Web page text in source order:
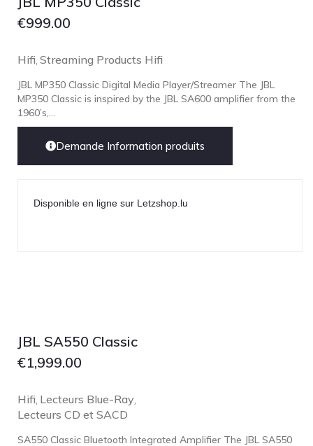
€999.00
Hifi Streaming Products Hifi
JBL MP350 Classic Digital Media Player/Streamer The JBL
MP350 Classic is inspired by the JBL SA600 amplifier from the
1960’s,...
Demande Information produits
Disponible en ligne sur Letzshop.lu
JBL SA550 Classic
€1,999.00
Hifi Lecteurs Blue-Ray
Lecteurs CD et SACD
SA550 Classic Bluetooth Integrated Amplifier The JBL SA550